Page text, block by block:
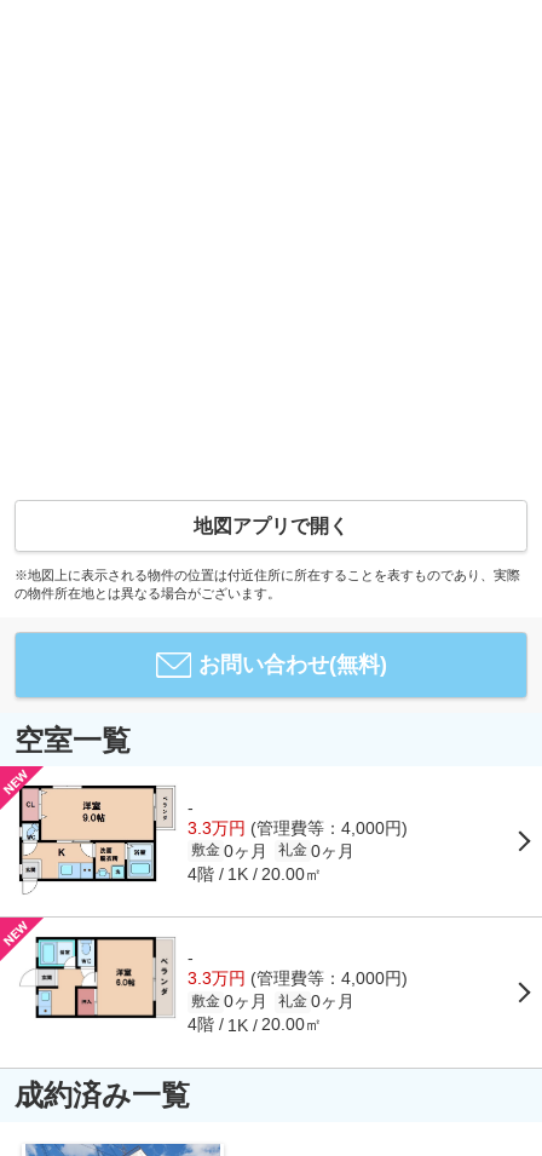
地図アプリで開く
※地図上に表示される物件の位置は付近住所に所在することを表すものであり、実際
の物件所在地とは異なる場合がございます。
お問い合わせ(無料)
空室一覧
-
3.3万円 (管理費等：4,000円)
敷金 0ヶ月 礼金 0ヶ月
4階 1K 20.00㎡
-
3.3万円 (管理費等：4,000円)
敷金 0ヶ月 礼金 0ヶ月
4階 1K 20.00㎡
成約済み一覧